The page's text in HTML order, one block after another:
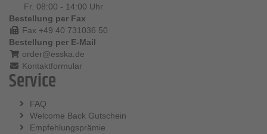
Fr. 08:00 - 14:00 Uhr
Bestellung per Fax
Fax +49 40 731036 50
Bestellung per E-Mail
order@esska.de
Kontaktformular
Service
FAQ
Welcome Back Gutschein
Empfehlungsprämie